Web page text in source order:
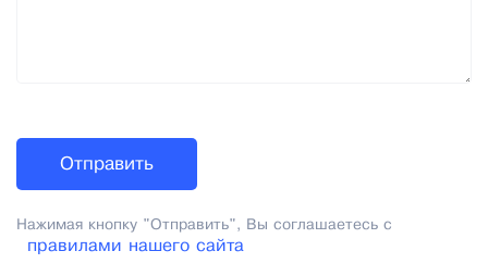
Нажимая кнопку "Отправить", Вы соглашаетесь с
правилами нашего сайта